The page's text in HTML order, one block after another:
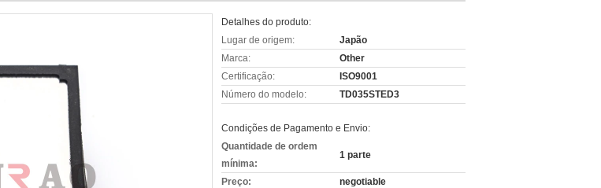
Detalhes do produto:
Lugar de origem:
Japão
Marca:
Other
Certificação:
ISO9001
Número do modelo:
TD035STED3
Condições de Pagamento e Envio:
Quantidade de ordem
mínima:
1 parte
Preço: negotiable